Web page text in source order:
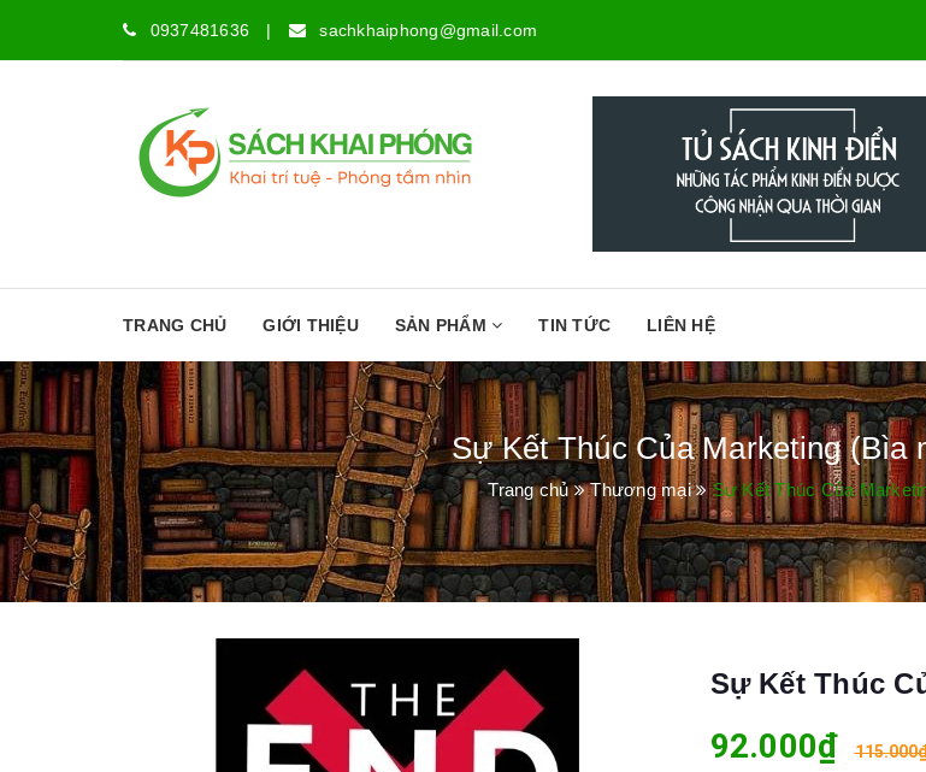
0937481636 | sachkhaiphong@gmail.com
TRANG CHỦ GIỚI THIỆU SẢN PHẨM TIN TỨC LIÊN HỆ
Sự Kết Thúc Của Marketing (Bìa
Trang chủ Thương mại Sự Kết Thúc Của
Sự Kết Thúc
92.000₫